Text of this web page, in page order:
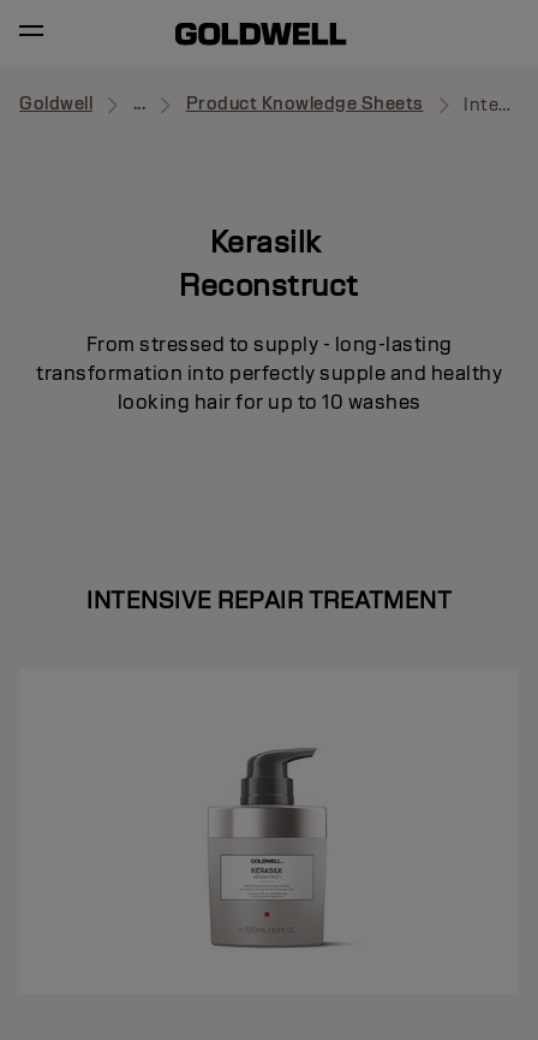
Goldwell ... Product Knowledge Sheets Intensive Repair Treatment
Kerasilk
Reconstruct
From stressed to supply - long-lasting
transformation into perfectly supple and healthy
looking hair for up to 10 washes
INTENSIVE REPAIR TREATMENT